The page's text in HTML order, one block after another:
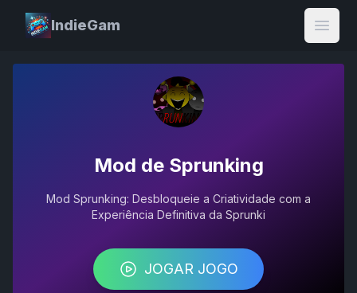
IndieGam
Open
Mod de Sprunking
Mod Sprunking: Desbloqueie a Criatividade com a
Experiência Definitiva da Sprunki
JOGAR JOGO